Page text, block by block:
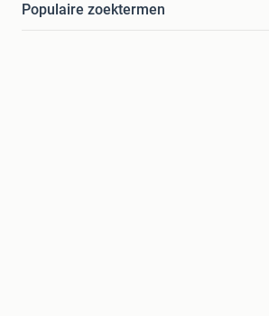
Populaire zoektermen